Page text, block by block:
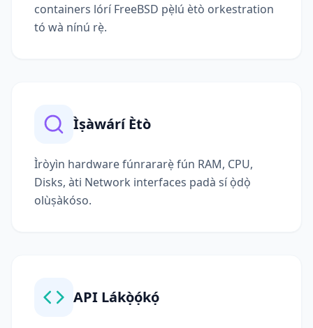
containers lórí FreeBSD pẹ̀lú ètò orkestration
tó wà nínú rẹ̀.
Ìṣàwárí Ètò
Ìròyìn hardware fúnrararẹ̀ fún RAM, CPU,
Disks, àti Network interfaces padà sí ọ̀dọ̀
olùṣàkóso.
API Lákọ̀ọ́kọ́